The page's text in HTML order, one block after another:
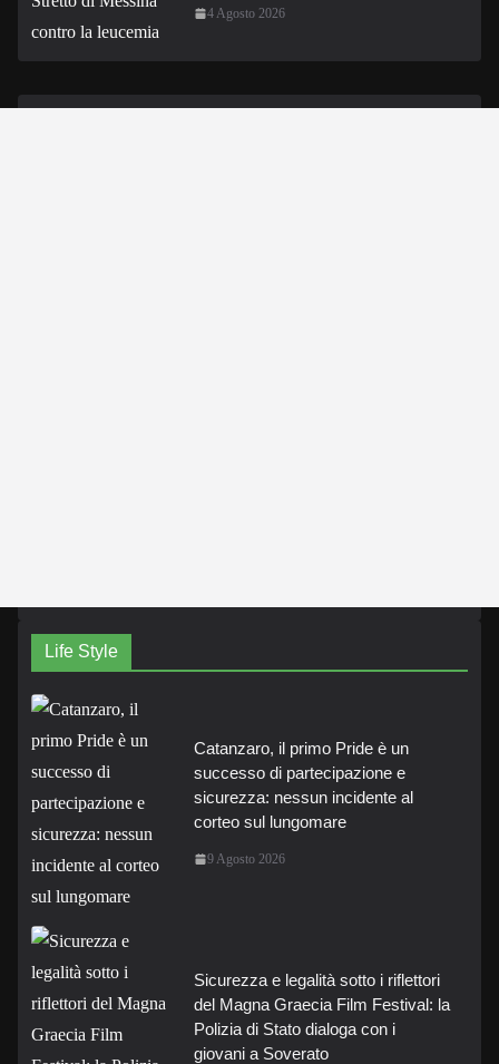
4 Agosto 2026
Life Style
Catanzaro, il primo Pride è un
successo di partecipazione e
sicurezza: nessun incidente al
corteo sul lungomare
9 Agosto 2026
Sicurezza e legalità sotto i riflettori
del Magna Graecia Film Festival: la
Polizia di Stato dialoga con i
giovani a Soverato